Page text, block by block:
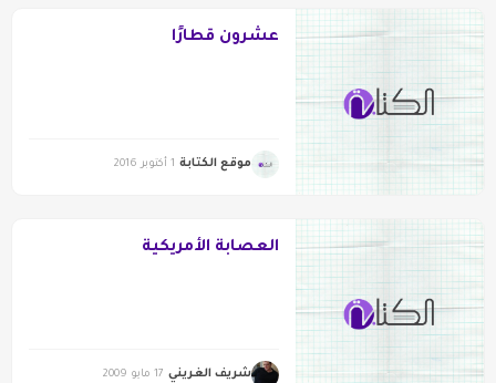
عشرون قطارًا
موقع الكتابة 1 أكتوبر 2016
العصابة الأمريكية
شريف الغريني 17 مايو 2009